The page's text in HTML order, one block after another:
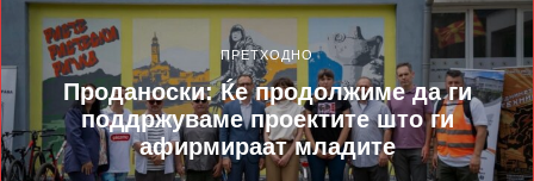
ПРЕТХОДНО
Проданоски: Ќе продолжиме да ги
поддржуваме проектите што ги
афирмираат младите